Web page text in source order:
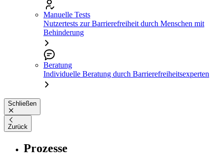
Manuelle Tests
Nutzertests zur Barrierefreiheit durch Menschen mit
Behinderung
Beratung
Individuelle Beratung durch Barrierefreiheitsexperten
Schließen
Zurück
Prozesse